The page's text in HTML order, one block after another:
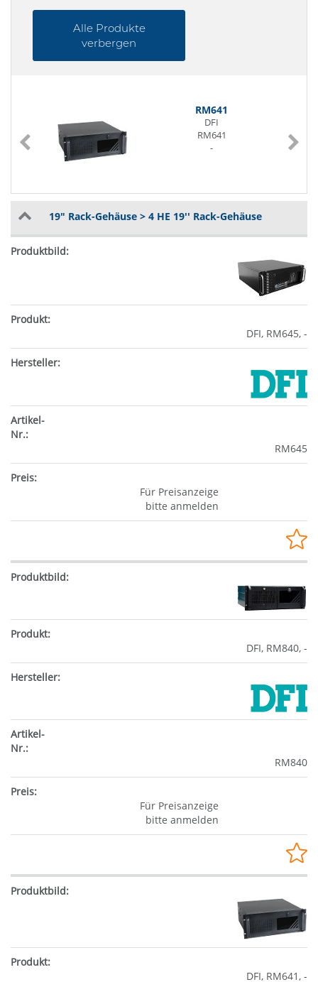
Alle Produkte
verbergen
RM641
DFI
RM641
-
19" Rack-Gehäuse > 4 HE 19'' Rack-Gehäuse
DFI, RM645, -
RM645
Für Preisanzeige
bitte anmelden
DFI, RM840, -
RM840
Für Preisanzeige
bitte anmelden
DFI, RM641, -